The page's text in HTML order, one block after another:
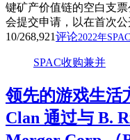
键矿产价值链的空白支
会提交申请，以在首次
10/268,921评论2022年
SPAC收购兼并
领先的游戏生活
Clan 通过与 B.